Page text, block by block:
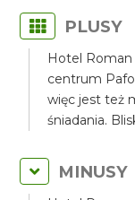
PLUSY
Hotel Roman
centrum
więc jest też
śniadania.
MINUSY